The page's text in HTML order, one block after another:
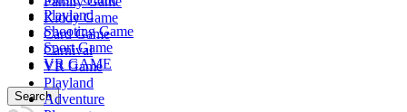
Playland
Shooting Game
Sport Game
VR GAME
Search
Kiddy Game
Card Game
Carnival
VR Game
Playland
Adventure